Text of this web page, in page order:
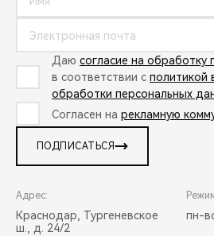
Даю согласие на обработку
в соответствии с политикой
обработки персональных
Согласен на рекламную
ПОДПИСАТЬСЯ
Адрес:
Краснодар, Тургеневское
ш., д. 24/2
пн-